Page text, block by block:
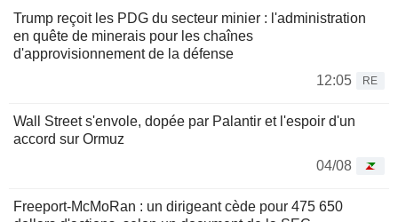
Trump reçoit les PDG du secteur minier : l'administration
en quête de minerais pour les chaînes
d'approvisionnement de la défense
12:05
RE
Wall Street s'envole, dopée par Palantir et l'espoir d'un
accord sur Ormuz
04/08
Freeport-McMoRan : un dirigeant cède pour 475 650